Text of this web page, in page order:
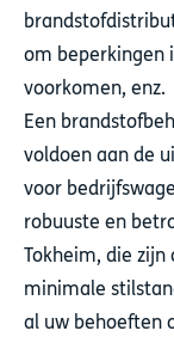
om beperkingen
voorkomen, enz.
Een
voldoen aan de
voor
robuuste en
Tokheim, die
minimale
al uw behoeften